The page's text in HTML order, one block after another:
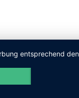
entsprechend